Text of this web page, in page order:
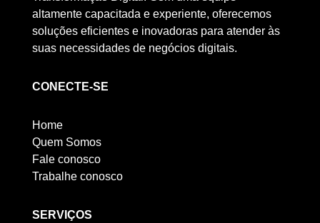
altamente capacitada e experiente, oferecemos
soluções eficientes e inovadoras para atender às
suas necessidades de negócios digitais.
CONECTE-SE
Home
Quem Somos
Fale conosco
Trabalhe conosco
SERVIÇOS